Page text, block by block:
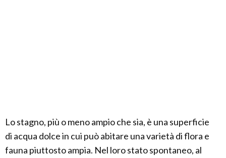
Lo stagno, più o meno ampio che sia, è una superficie
di acqua dolce in cui può abitare una varietà di flora e
fauna piuttosto ampia. Nel loro stato spontaneo, al